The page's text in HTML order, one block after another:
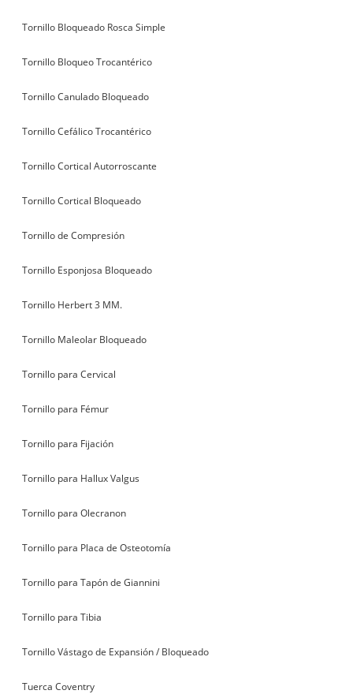
Tornillo Bloqueado Rosca Simple
Tornillo Bloqueo Trocantérico
Tornillo Canulado Bloqueado
Tornillo Cefálico Trocantérico
Tornillo Cortical Autorroscante
Tornillo Cortical Bloqueado
Tornillo de Compresión
Tornillo Esponjosa Bloqueado
Tornillo Herbert 3 MM.
Tornillo Maleolar Bloqueado
Tornillo para Cervical
Tornillo para Fémur
Tornillo para Fijación
Tornillo para Hallux Valgus
Tornillo para Olecranon
Tornillo para Placa de Osteotomía
Tornillo para Tapón de Giannini
Tornillo para Tibia
Tornillo Vástago de Expansión / Bloqueado
Tuerca Coventry